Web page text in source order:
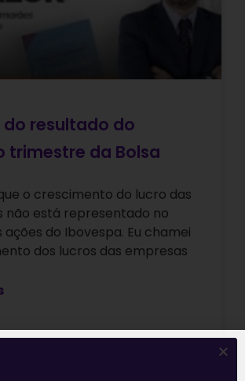
do resultado do
trimestre da Bolsa
o crescimento do lucro das
não está representado no
ações do Ibovespa. Eu chamei
dos lucros das empresas